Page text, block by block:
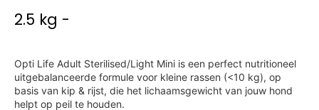
2.5 kg -
Opti Life Adult Sterilised/Light Mini is een perfect nutritioneel
uitgebalanceerde formule voor kleine rassen (<10 kg), op
basis van kip & rijst, die het lichaamsgewicht van jouw hond
helpt op peil te houden.